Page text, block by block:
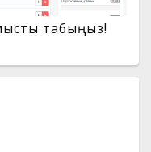
табыңыз!